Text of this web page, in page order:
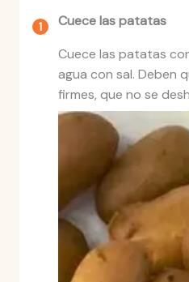
Cuece las patatas
Cuece las patatas
agua con sal. Deben
firmes, que no se